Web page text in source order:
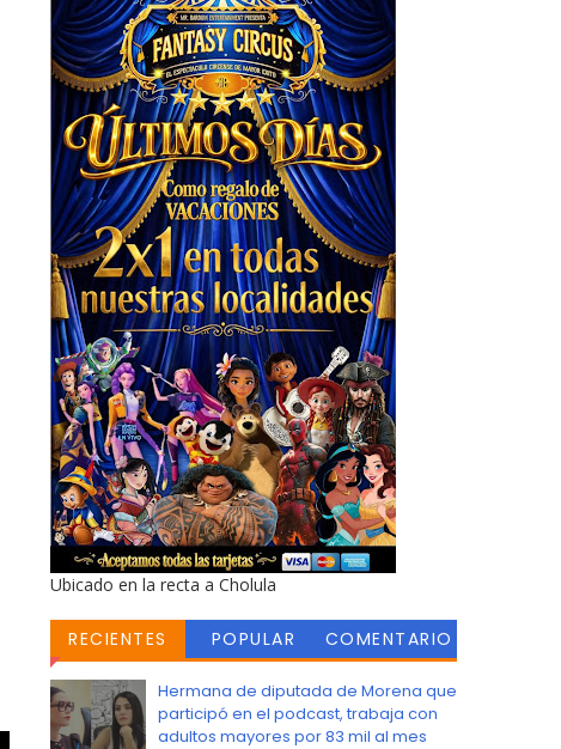
Ubicado en la recta a Cholula
RECIENTES POPULAR
COMENTARIO
Hermana de diputada de Morena que
participó en el podcast, trabaja con
adultos mayores por 83 mil al mes